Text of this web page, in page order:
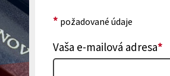
* požadované údaje
Vaša e-mailová adresa*